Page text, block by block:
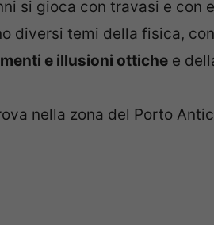
si gioca con travasi e con
diversi temi della fisica,
e illusioni ottiche e
nella zona del Porto